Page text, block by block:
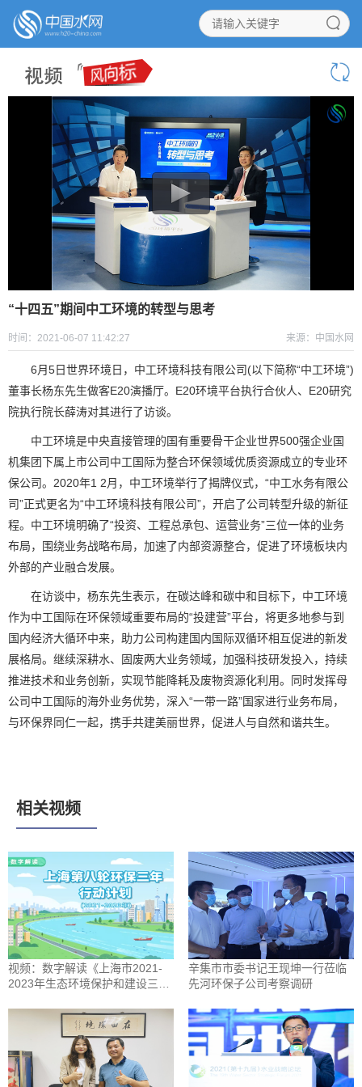
“十四五”期间中工环境的转型与思考
时间：2021-06-07 11:42:27 来源：中国水网
6月5日世界环境日，中工环境科技有限公司(以下简称“中工环境”)
董事长杨东先生做客E20演播厅。E20环境平台执行合伙人、E20研究
院执行院长薛涛对其进行了访谈。
中工环境是中央直接管理的国有重要骨干企业世界500强企业国
机集团下属上市公司中工国际为整合环保领域优质资源成立的专业环
保公司。2020年1 2月，中工环境举行了揭牌仪式，“中工水务有限公
司”正式更名为“中工环境科技有限公司”，开启了公司转型升级的新征
程。中工环境明确了“投资、工程总承包、运营业务”三位一体的业务
布局，围绕业务战略布局，加速了内部资源整合，促进了环境板块内
外部的产业融合发展。
在访谈中，杨东先生表示，在碳达峰和碳中和目标下，中工环境
作为中工国际在环保领域重要布局的“投建营”平台，将更多地参与到
国内经济大循环中来，助力公司构建国内国际双循环相互促进的新发
展格局。继续深耕水、固废两大业务领域，加强科技研发投入，持续
推进技术和业务创新，实现节能降耗及废物资源化利用。同时发挥母
公司中工国际的海外业务优势，深入“一带一路”国家进行业务布局，
与环保界同仁一起，携手共建美丽世界，促进人与自然和谐共生。
相关视频
视频：数字解读《上海市2021-
2023年生态环境保护和建设三年
辛集市市委书记王现坤一行莅临
先河环保子公司考察调研